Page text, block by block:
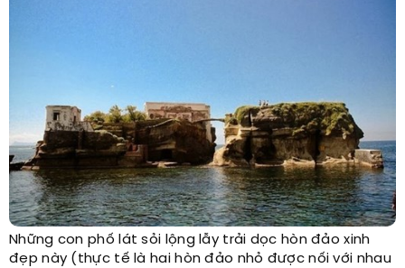
Những con phố lát sỏi lộng lẫy trải dọc hòn đảo xinh
đẹp này (thực tế là hai hòn đảo nhỏ được nối với nhau